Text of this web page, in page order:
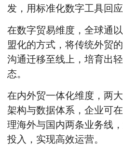
发，用标准化数字工具回
在数字贸易维度，全球通
盟化的方式，将传统外贸
沟通迁移至线上，培育出
态。
在内外贸一体化维度，两
架构与数据体系，企业可
理海外与国内两条业务线
投入，实现高效运营。